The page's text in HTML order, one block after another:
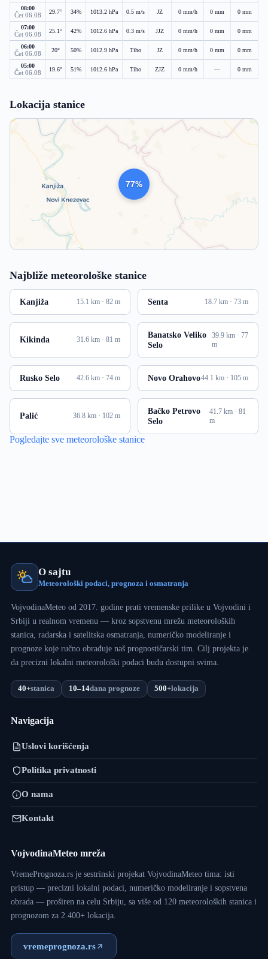
08:00
Čet 06.08 29.7° 34% 1013.2 hPa 0.5 m/s JZ 0 mm/h 0 mm 0 mm
07:00
Čet 06.08 25.1° 42% 1012.6 hPa 0.3 m/s JJZ 0 mm/h 0 mm 0 mm
06:00
Čet 06.08 20° 50% 1012.9 hPa Tiho JZ 0 mm/h 0 mm 0 mm
05:00
Čet 06.08 19.6° 51% 1012.6 hPa Tiho ZJZ 0 mm/h — 0 mm
Lokacija stanice
1010
Najbliže meteorološke stanice
Kanjiža 15.1 km · 82 m Senta 18.7 km · 73 m
Kikinda 31.6 km · 81 m
Banatsko Veliko
Selo
39.9 km · 77
m
Rusko Selo 42.6 km · 74 m Novo Orahovo44.1 km · 105 m
Palić 36.8 km · 102 m
Bačko Petrovo
Selo
41.7 km · 81
m
Pogledajte sve meteorološke stanice
O sajtu
Meteorološki podaci, prognoza i osmatranja
VojvodinaMeteo od 2017. godine prati vremenske prilike u Vojvodini i
Srbiji u realnom vremenu — kroz sopstvenu mrežu meteoroloških
stanica, radarska i satelitska osmatranja, numeričko modeliranje i
prognoze koje ručno obrađuje naš prognostičarski tim. Cilj projekta je
da precizni lokalni meteorološki podaci budu dostupni svima.
40+stanica 10–14dana prognoze 500+lokacija
Navigacija
Uslovi korišćenja
Politika privatnosti
O nama
Kontakt
VojvodinaMeteo mreža
VremePrognoza.rs je sestrinski projekat VojvodinaMeteo tima: isti
pristup — precizni lokalni podaci, numeričko modeliranje i sopstvena
obrada — proširen na celu Srbiju, sa više od 120 meteoroloških stanica i
prognozom za 2.400+ lokacija.
vremeprognoza.rs